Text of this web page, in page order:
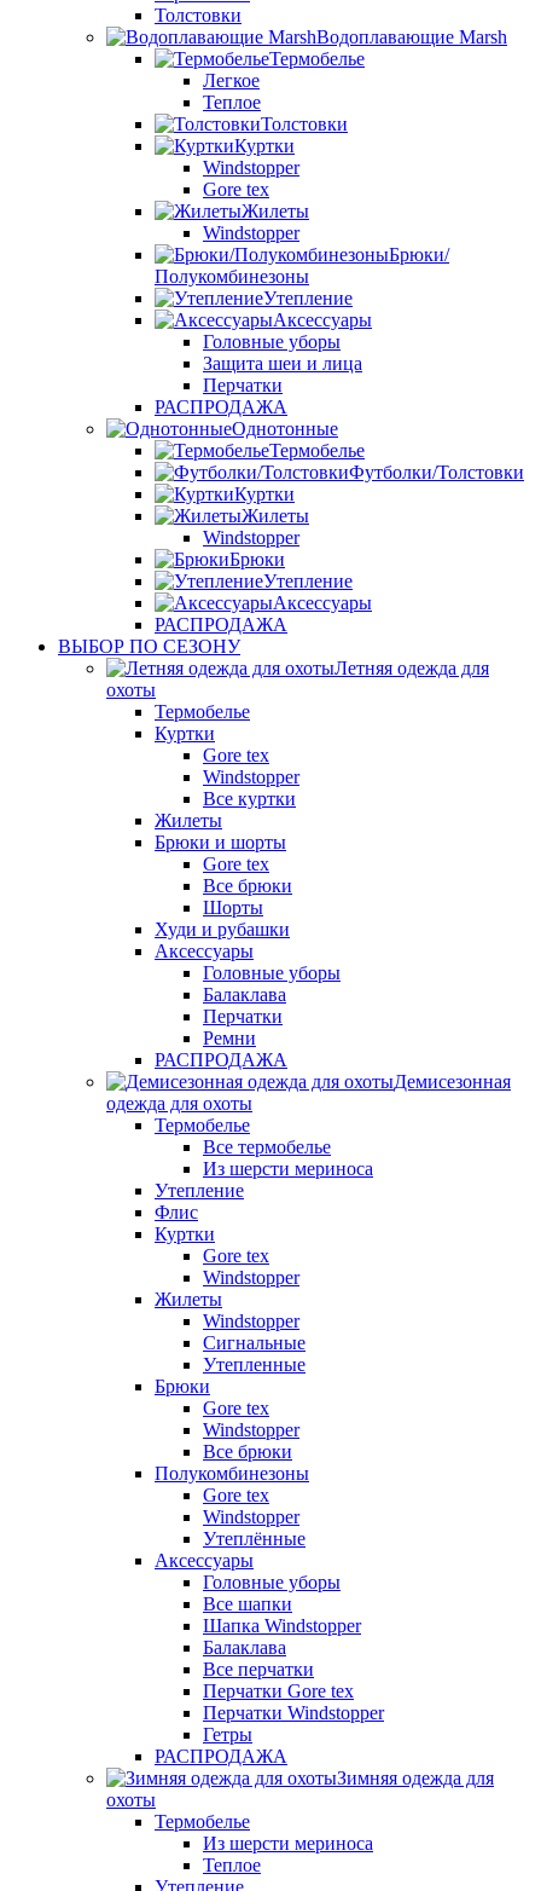
Толстовки
Водоплавающие Marsh
Термобелье
Легкое
Теплое
Толстовки
Куртки
Windstopper
Gore tex
Жилеты
Windstopper
Брюки/
Полукомбинезоны
Утепление
Аксессуары
Головные уборы
Защита шеи и лица
Перчатки
РАСПРОДАЖА
Однотонные
Термобелье
Футболки/Толстовки
Куртки
Жилеты
Windstopper
Брюки
Утепление
Аксессуары
РАСПРОДАЖА
ВЫБОР ПО СЕЗОНУ
Летняя одежда для
охоты
Термобелье
Куртки
Gore tex
Windstopper
Все куртки
Жилеты
Брюки и шорты
Gore tex
Все брюки
Шорты
Худи и рубашки
Аксессуары
Головные уборы
Балаклава
Перчатки
Ремни
РАСПРОДАЖА
Демисезонная
одежда для охоты
Термобелье
Все термобелье
Из шерсти мериноса
Утепление
Флис
Куртки
Gore tex
Windstopper
Жилеты
Windstopper
Сигнальные
Утепленные
Брюки
Gore tex
Windstopper
Все брюки
Полукомбинезоны
Gore tex
Windstopper
Утеплённые
Аксессуары
Головные уборы
Все шапки
Шапка Windstopper
Балаклава
Все перчатки
Перчатки Gore tex
Перчатки Windstopper
Гетры
РАСПРОДАЖА
Зимняя одежда для
охоты
Термобелье
Из шерсти мериноса
Теплое
Утепление